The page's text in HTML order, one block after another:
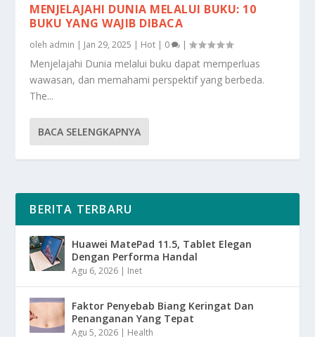
MENJELAJAHI DUNIA MELALUI BUKU: 10
BUKU YANG WAJIB DIBACA
oleh admin | Jan 29, 2025 | Hot | 0 |
Menjelajahi Dunia melalui buku dapat memperluas
wawasan, dan memahami perspektif yang berbeda.
The...
BACA SELENGKAPNYA
BERITA TERBARU
Huawei MatePad 11.5, Tablet Elegan
Dengan Performa Handal
Agu 6, 2026 | Inet
Faktor Penyebab Biang Keringat Dan
Penanganan Yang Tepat
Agu 5, 2026 | Health